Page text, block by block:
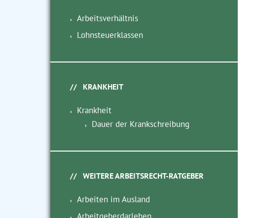
Arbeitsverhältnis
Lohnsteuerklassen
KRANKHEIT
Krankheit
Dauer der Krankschreibung
WEITERE ARBEITSRECHT-RATGEBER
Arbeiten im Ausland